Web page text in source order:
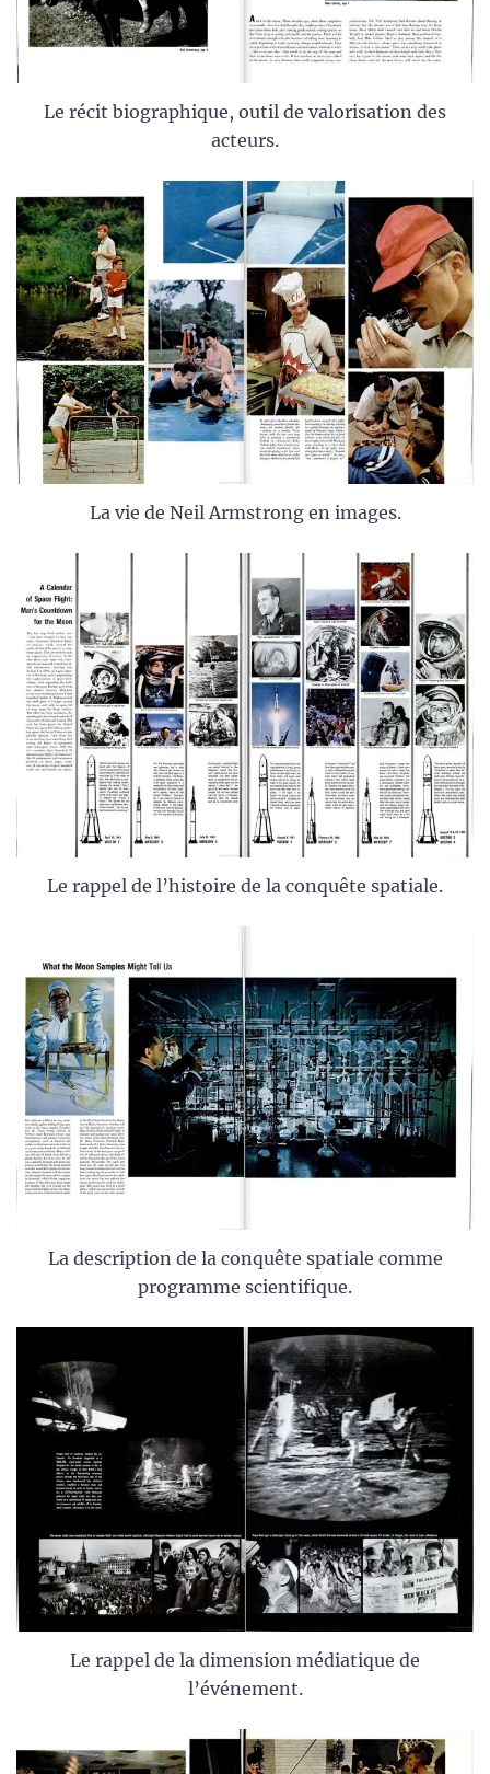
Le récit biographique, outil de valorisation des
acteurs.
La vie de Neil Armstrong en images.
Le rappel de l’histoire de la conquête spatiale.
La description de la conquête spatiale comme
programme scientifique.
Le rappel de la dimension médiatique de
l’événement.